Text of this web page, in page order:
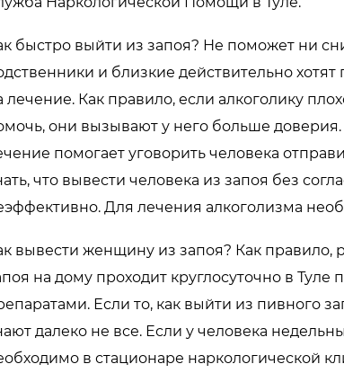
быстро выйти из запоя? Не поможет ни
и близкие действительно
лечение. Как правило, если алкоголику
они вызывают у него больше
помогает уговорить человека
что вывести человека из запоя без
Для лечения алкоголизма
вывести женщину из запоя? Как
на дому проходит круглосуточно в
Если то, как выйти из пивного
далеко не все. Если у человека
в стационаре наркологической